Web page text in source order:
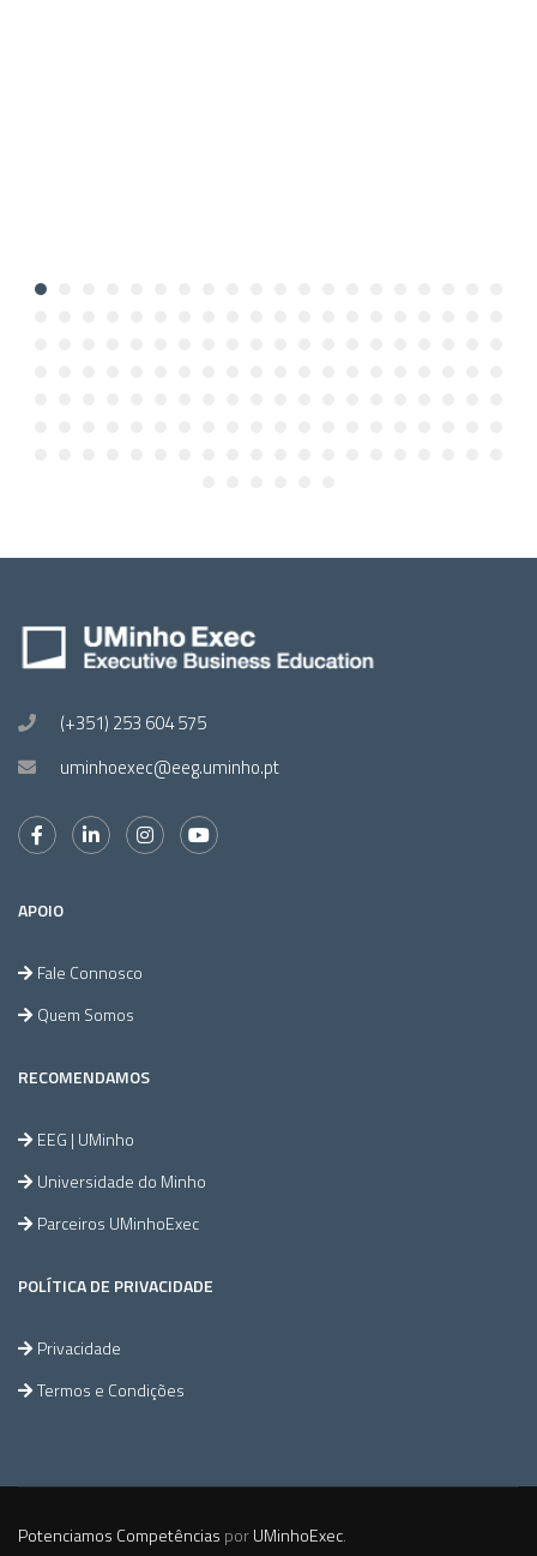
(+351) 253 604 575
uminhoexec@eeg.uminho.pt
APOIO
Fale Connosco
Quem Somos
RECOMENDAMOS
EEG | UMinho
Universidade do Minho
Parceiros UMinhoExec
POLÍTICA DE PRIVACIDADE
Privacidade
Termos e Condições
Potenciamos Competências porUMinhoExec.